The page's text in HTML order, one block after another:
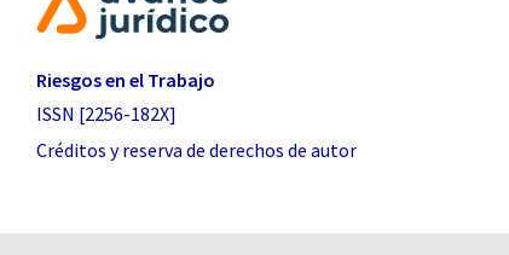
Riesgos en el Trabajo
ISSN [2256-182X]
Créditos y reserva de derechos de autor